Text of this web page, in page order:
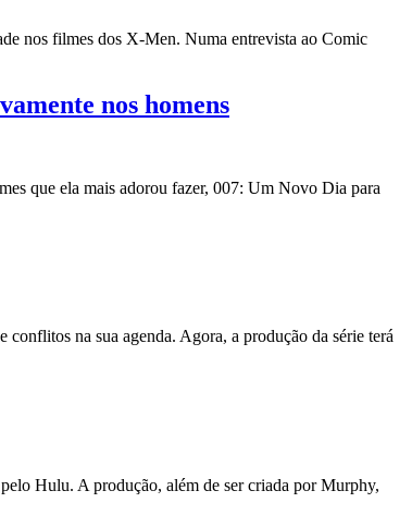
nos filmes dos X-Men. Numa entrevista ao Comic
nos homens
que ela mais adorou fazer, 007: Um Novo Dia para
na sua agenda. Agora, a produção da série terá
Hulu. A produção, além de ser criada por Murphy,